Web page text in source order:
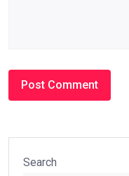
Search